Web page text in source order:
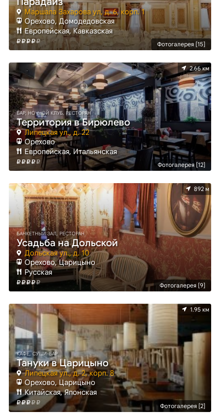
Фотогалерея [15]
Маршала Захарова ул, д. 6, корп. 1
Орехово, Домодедовская
Европейская, Кавказская
Фотогалерея [12]
2.66 км
БАР, НОЧНОЙ КЛУБ, РЕСТОРАН
Территория в Бирюлево
Липецкая ул., д. 22
Орехово
Европейская, Итальянская
Фотогалерея [9]
892 м
БАНКЕТНЫЙ ЗАЛ, РЕСТОРАН
Усадьба на Дольской
Дольская ул., д. 10
Орехово, Царицыно
Русская
Фотогалерея [2]
1.95 км
КАФЕ, СУШИ-БАР
Тануки в Царицыно
Липецкая ул., д. 2, корп. 8
Орехово, Царицыно
Китайская, Японская